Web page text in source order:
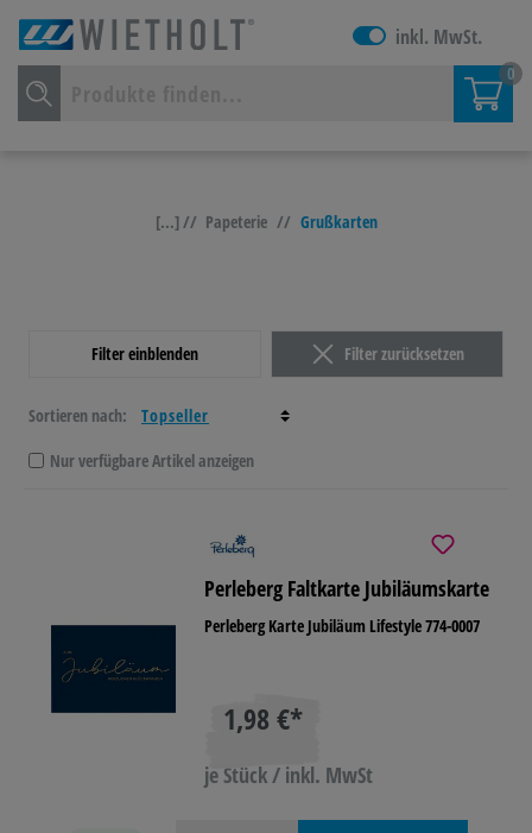
inkl. MwSt.
0
[...] // Papeterie // Grußkarten
Filter einblenden Filter zurücksetzen
Sortieren nach:
Nur verfügbare Artikel anzeigen
Perleberg Faltkarte Jubiläumskarte
Perleberg Karte Jubiläum Lifestyle 774-0007
1,98 €*
je Stück / inkl. MwSt